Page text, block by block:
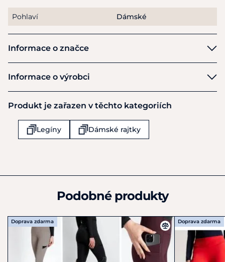
Pohlaví Dámské
Informace o značce
EquiTheme
Informace o výrobci
Ekkia Export
12 rue Branly - BP90035
Haguenau
france@ekkia.com
Produkt je zařazen v těchto kategoriích
Legíny Dámské rajtky
Podobné produkty
Doprava zdarma Doprava zdarma